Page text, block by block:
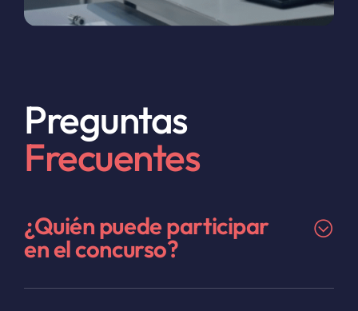
Preguntas
Frecuentes
¿Quién puede participar
en el concurso?